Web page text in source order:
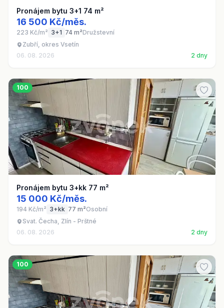
Pronájem bytu 3+1 74 m²
16 500 Kč/měs.
223 Kč/m² 3+1 74 m²Družstevní
Zubří, okres Vsetín
06. 08. 2026
2 dny
100
Pronájem bytu 3+kk 77 m²
15 000 Kč/měs.
194 Kč/m² 3+kk 77 m²Osobní
Svat. Čecha, Zlín - Prštné
06. 08. 2026
2 dny
100